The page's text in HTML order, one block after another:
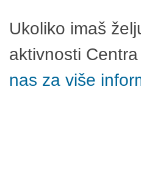
Ukoliko imaš
aktivnosti
nas za više